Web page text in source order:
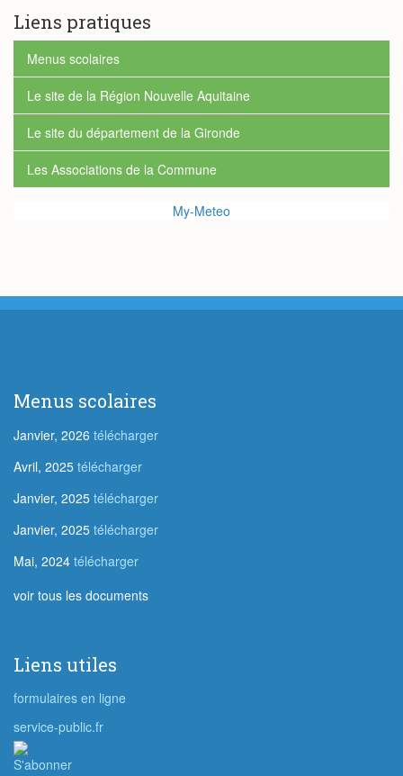
Liens pratiques
Menus scolaires
Le site de la Région Nouvelle Aquitaine
Le site du département de la Gironde
Les Associations de la Commune
My-Meteo
Menus scolaires
Janvier, 2026 télécharger
Avril, 2025 télécharger
Janvier, 2025 télécharger
Janvier, 2025 télécharger
Mai, 2024 télécharger
voir tous les documents
Liens utiles
formulaires en ligne
service-public.fr